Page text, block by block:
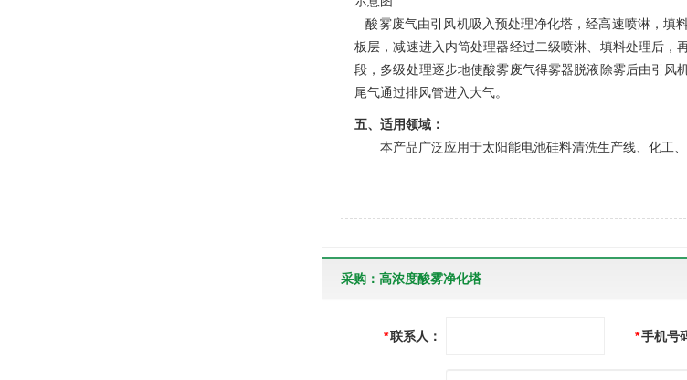
酸雾废气由引风机吸入预处理净化塔，经高速喷淋，填
板层，减速进入内筒处理器经过二级喷淋、填料处理后
段，多级处理逐步地使酸雾废气得雾器脱液除雾后由引
尾气通过排风管进入大气。
五、适用领域：
本产品广泛应用于太阳能电池硅料清洗生产线、化工、
采购：高浓度酸雾净化塔
*联系人： *手机号